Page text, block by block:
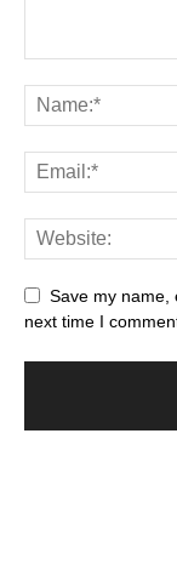
Save my name,
next time I